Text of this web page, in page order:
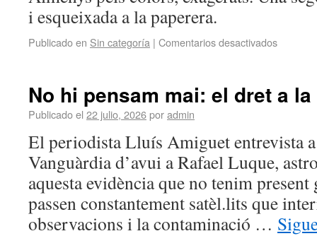
i esqueixada a la paperera.
Publicado en Sin categoría | Comentarios desactivados
No hi pensam mai: el dret a
Publicado el 22 julio, 2026poradmin
El periodista Lluís Amiguet entrevista
Vanguàrdia d’avui a Rafael Luque,
aquesta evidència que no tenim
passen constantement satèl.lits que
observacions i la contaminació …